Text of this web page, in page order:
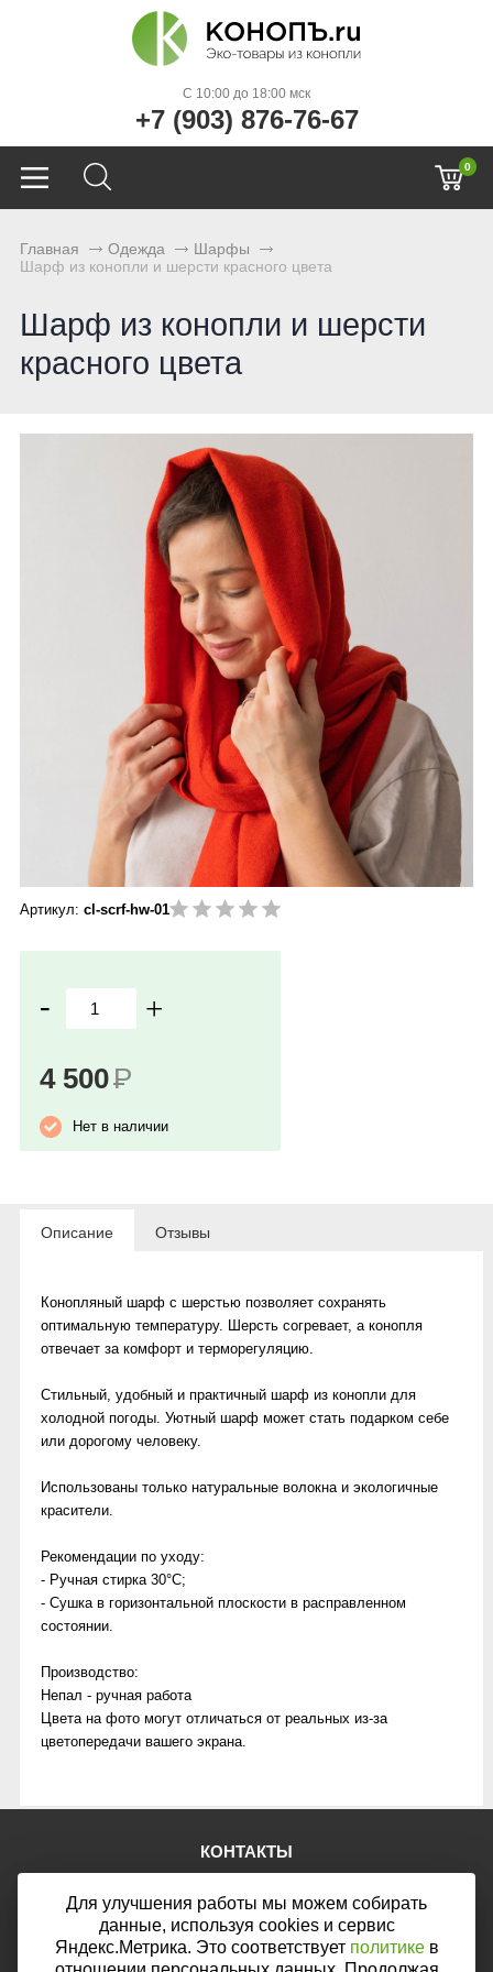
C 10:00 до 18:00 мск
+7 (903) 876-76-67
0
Главная Одежда
Шарфы
Шарф из конопли и шерсти красного цвета
Шарф из конопли и шерсти
красного цвета
Артикул: cl-scrf-hw-01
- +
4 500Р
Нет в наличии
Описание Отзывы
Конопляный шарф с шерстью позволяет сохранять
оптимальную температуру. Шерсть согревает, а конопля
отвечает за комфорт и терморегуляцию.
Стильный, удобный и практичный шарф из конопли для
холодной погоды. Уютный шарф может стать подарком себе
или дорогому человеку.
Использованы только натуральные волокна и экологичные
красители.
Рекомендации по уходу:
- Ручная стирка 30°C;
- Сушка в горизонтальной плоскости в расправленном
состоянии.
Производство:
Непал - ручная работа
Цвета на фото могут отличаться от реальных из-за
цветопередачи вашего экрана.
КОНТАКТЫ
E-mail:mail@web46.ru
Мы в соцсетях:
Для улучшения работы мы можем собирать
данные, используя cookies и сервис
Яндекс.Метрика. Это соответствует политикев